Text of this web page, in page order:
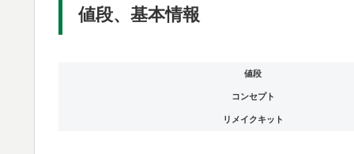
値段、基本情報
値段
コンセプト
リメイクキット